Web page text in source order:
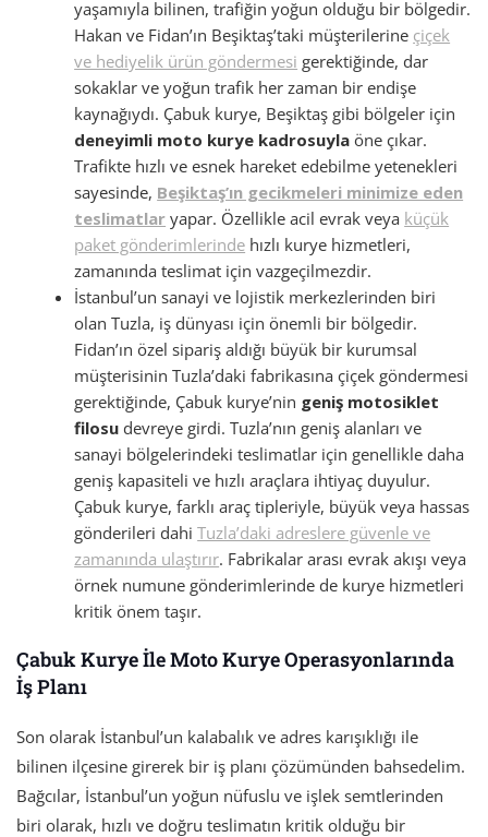
yaşamıyla bilinen, trafiğin yoğun olduğu bir bölgedir.
Hakan ve Fidan’ın Beşiktaş’taki müşterilerine çiçek
ve hediyelik ürün göndermesi gerektiğinde, dar
sokaklar ve yoğun trafik her zaman bir endişe
kaynağıydı. Çabuk kurye, Beşiktaş gibi bölgeler için
deneyimli moto kurye kadrosuyla öne çıkar.
Trafikte hızlı ve esnek hareket edebilme yetenekleri
sayesinde, Beşiktaş’ın gecikmeleri minimize eden
teslimatlar yapar. Özellikle acil evrak veya küçük
paket gönderimlerinde hızlı kurye hizmetleri,
zamanında teslimat için vazgeçilmezdir.
İstanbul’un sanayi ve lojistik merkezlerinden biri
olan Tuzla, iş dünyası için önemli bir bölgedir.
Fidan’ın özel sipariş aldığı büyük bir kurumsal
müşterisinin Tuzla’daki fabrikasına çiçek göndermesi
gerektiğinde, Çabuk kurye’nin geniş motosiklet
filosu devreye girdi. Tuzla’nın geniş alanları ve
sanayi bölgelerindeki teslimatlar için genellikle daha
geniş kapasiteli ve hızlı araçlara ihtiyaç duyulur.
Çabuk kurye, farklı araç tipleriyle, büyük veya hassas
gönderileri dahiTuzla’daki adreslere güvenle ve
zamanında ulaştırır. Fabrikalar arası evrak akışı veya
örnek numune gönderimlerinde de kurye hizmetleri
kritik önem taşır.
Çabuk Kurye İle Moto Kurye Operasyonlarında
İş Planı
Son olarak İstanbul’un kalabalık ve adres karışıklığı ile
bilinen ilçesine girerek bir iş planı çözümünden bahsedelim.
Bağcılar, İstanbul’un yoğun nüfuslu ve işlek semtlerinden
biri olarak, hızlı ve doğru teslimatın kritik olduğu bir